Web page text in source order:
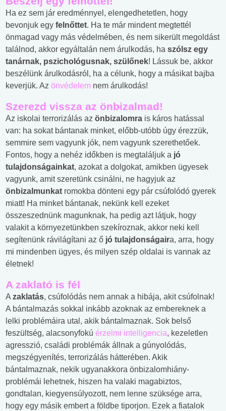
Ha ez sem jár eredménnyel, elengedhetetlen, hogy
bevonjuk egy felnőttet. Ha te már mindent megtettél
önmagad vagy más védelmében, és nem sikerült megoldást
találnod, akkor egyáltalán nem árulkodás, ha szólsz egy
tanárnak, pszichológusnak, szülőnek! Lássuk be, akkor
beszélünk árulkodásról, ha a célunk, hogy a másikat bajba
keverjük. Az önvédelem nem árulkodás!
Szerezd vissza az önbizalmad!
Az iskolai terrorizálás az önbizalomra is káros hatással
van: ha sokat bántanak minket, előbb-utóbb úgy érezzük,
semmire sem vagyunk jók, nem vagyunk szerethetőek.
Fontos, hogy a nehéz időkben is megtaláljuk a jó
tulajdonságainkat, azokat a dolgokat, amikben ügyesek
vagyunk, amit szeretünk csinálni, ne hagyjuk az
önbizalmunkat romokba dönteni egy pár csúfolódó gyerek
miatt! Ha minket bántanak, nekünk kell ezeket
összeszednünk magunknak, ha pedig azt látjuk, hogy
valakit a környezetünkben szekíroznak, akkor neki kell
segítenünk rávilágítani az ő jó tulajdonságaira, arra, hogy
mi mindenben ügyes, és milyen szép oldalai is vannak az
életnek!
A zaklató is fél
A zaklatás, csúfolódás nem annak a hibája, akit csúfolnak!
A bántalmazás sokkal inkább azoknak az embereknek a
lelki problémáira utal, akik bántalmaznak. Sok belső
feszültség, alacsonyfokú érzelmi intelligencia, kezeletlen
agresszió, családi problémák állnak a gúnyolódás,
megszégyenítés, terrorizálás hátterében. Akik
bántalmaznak, nekik ugyanakkora önbizalomhiány-
problémái lehetnek, hiszen ha valaki magabiztos,
gondtalan, kiegyensúlyozott, nem lenne szüksége arra,
hogy egy másik embert a földbe tiporjon. Ezek a fiatalok